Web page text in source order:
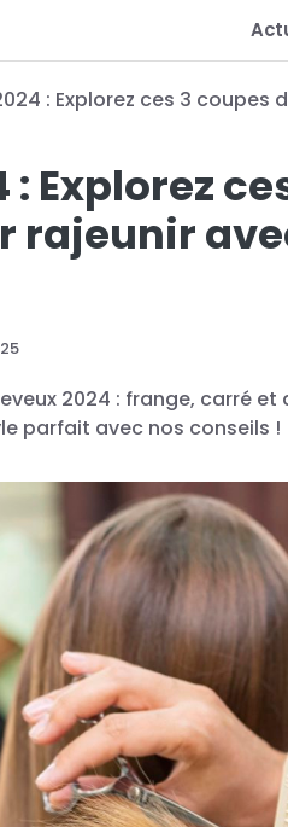
: Explorez ces 3 coupes
Explorez
rajeunir
2024 : frange, carré
parfait avec nos conseils !